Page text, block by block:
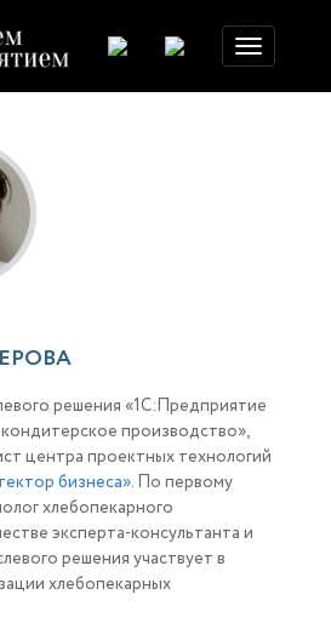
Toggle
navigation
решения «1С:Предприятие
производство»,
центра проектных технологий
бизнеса». По первому
хлебопекарного
эксперта-консультанта и
решения участвует в
хлебопекарных